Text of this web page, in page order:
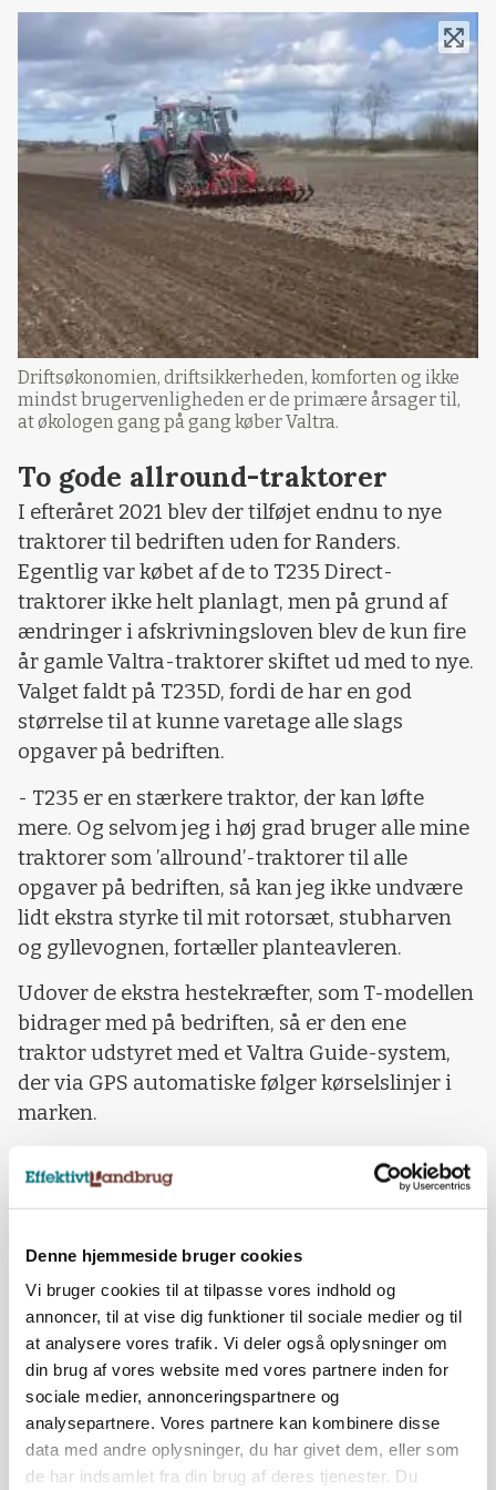
Denne hjemmeside bruger cookies
Vi bruger cookies til at tilpasse vores indhold og
annoncer, til at vise dig funktioner til sociale medier og til
at analysere vores trafik. Vi deler også oplysninger om
din brug af vores website med vores partnere inden for
sociale medier, annonceringspartnere og
analysepartnere. Vores partnere kan kombinere disse
data med andre oplysninger, du har givet dem, eller som
de har indsamlet fra din brug af deres tjenester. Du
Driftsøkonomien, driftsikkerheden, komforten og ikke
mindst brugervenligheden er de primære årsager til,
at økologen gang på gang køber Valtra.
To gode allround-traktorer
I efteråret 2021 blev der tilføjet endnu to nye
traktorer til bedriften uden for Randers.
Egentlig var købet af de to T235 Direct-
traktorer ikke helt planlagt, men på grund af
ændringer i afskrivningsloven blev de kun fire
år gamle Valtra-traktorer skiftet ud med to nye.
Valget faldt på T235D, fordi de har en god
størrelse til at kunne varetage alle slags
opgaver på bedriften.
- T235 er en stærkere traktor, der kan løfte
mere. Og selvom jeg i høj grad bruger alle mine
traktorer som ’allround’-traktorer til alle
opgaver på bedriften, så kan jeg ikke undvære
lidt ekstra styrke til mit rotorsæt, stubharven
og gyllevognen, fortæller planteavleren.
Udover de ekstra hestekræfter, som T-modellen
bidrager med på bedriften, så er den ene
traktor udstyret med et Valtra Guide-system,
der via GPS automatiske følger kørselslinjer i
marken.
- På den ene af T-model-traktorerne har jeg
Valtra Guide. Den kører med plus-minus 10
godt til mange opgaver, siger landmanden
Niels Tvedegaard.